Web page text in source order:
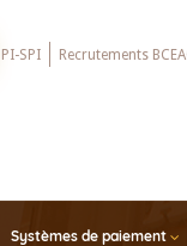
PI-SPI Recrutements
Systèmes de paiement